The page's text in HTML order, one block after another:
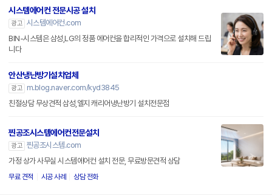
시스템에어컨 전문시공 설치
광고 시스템에어컨.com
BIN-시스템은 삼성,LG의 정품 에어컨을 합리적인 가격으로 설치해 드립
니다
안산냉난방기설치업체
광고
m.blog.naver.com/kyd3845
친절상담 무상견적 삼성,엘지 캐리어냉난방기 설치전문점
찐공조시스템에어컨전문설치
광고 찐공조시스템.com
가정 상가 사무실 시스템에어컨 설치 전문, 무료방문견적 상담
무료 견적 시공 사례 상담 전화